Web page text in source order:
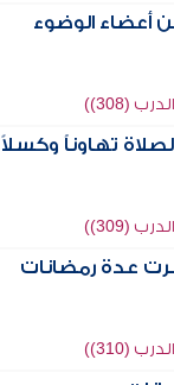
أعضاء الوضوء
(308))
تهاوناً وكسلاً
(309))
عدة رمضانات
(310))